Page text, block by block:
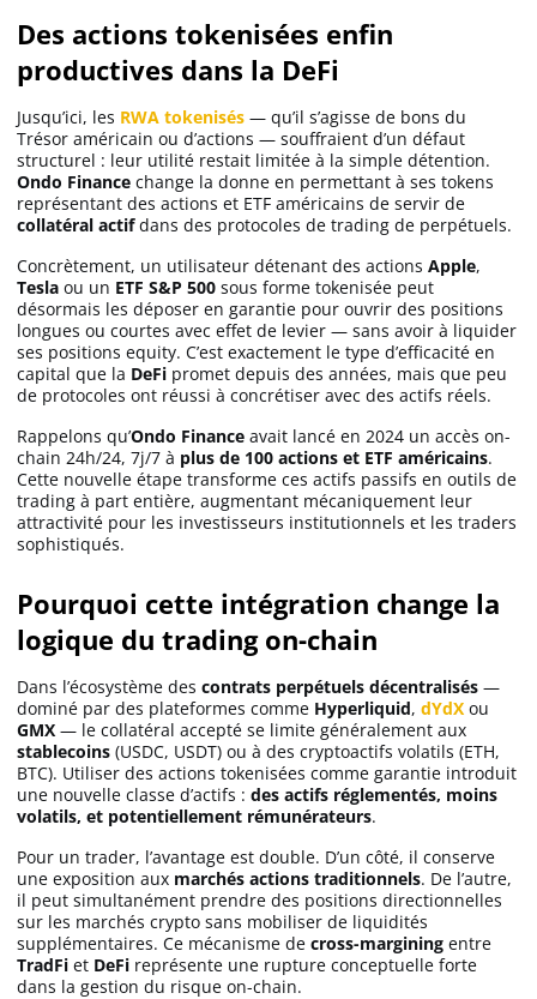
Trading
C’est quoi ?
Meilleur Broker
Apprendre
Indicateurs techniques
Meilleures plateformes
Des actions tokenisées enfin
productives dans la DeFi
Jusqu’ici, les RWA tokenisés — qu’il s’agisse de bons du
Trésor américain ou d’actions — souffraient d’un défaut
structurel : leur utilité restait limitée à la simple détention.
Ondo Finance change la donne en permettant à ses tokens
représentant des actions et ETF américains de servir de
collatéral actifdans des protocoles de trading de perpétuels.
Concrètement, un utilisateur détenant des actions Apple,
Tesla ou un ETF S&P 500 sous forme tokenisée peut
désormais les déposer en garantie pour ouvrir des positions
longues ou courtes avec effet de levier — sans avoir à liquider
ses positions equity. C’est exactement le type d’efficacité en
capital que la DeFi promet depuis des années, mais que peu
de protocoles ont réussi à concrétiser avec des actifs réels.
Rappelons qu’Ondo Finance avait lancé en 2024 un accès on-
chain 24h/24, 7j/7 à plus de 100 actions et ETF américains.
Cette nouvelle étape transforme ces actifs passifs en outils de
trading à part entière, augmentant mécaniquement leur
attractivité pour les investisseurs institutionnels et les traders
sophistiqués.
Pourquoi cette intégration change la
logique du trading on-chain
Dans l’écosystème des contrats perpétuels décentralisés —
dominé par des plateformes comme Hyperliquid, dYdX ou
GMX — le collatéral accepté se limite généralement aux
stablecoins (USDC, USDT) ou à des cryptoactifs volatils (ETH,
BTC). Utiliser des actions tokenisées comme garantie introduit
une nouvelle classe d’actifs : des actifs réglementés, moins
volatils, et potentiellement rémunérateurs.
Pour un trader, l’avantage est double. D’un côté, il conserve
une exposition aux marchés actions traditionnels. De l’autre,
il peut simultanément prendre des positions directionnelles
sur les marchés crypto sans mobiliser de liquidités
supplémentaires. Ce mécanisme de cross-margining entre
TradFi et DeFi représente une rupture conceptuelle forte
dans la gestion du risque on-chain.